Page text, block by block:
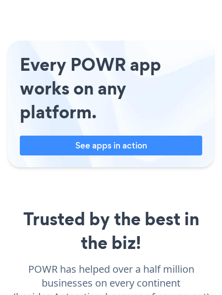
Every POWR app
works on any
platform.
See apps in action
Trusted by the best in
the biz!
POWR has helped over a half million
businesses on every continent